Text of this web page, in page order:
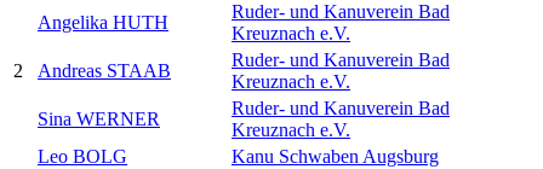
2
Angelika HUTH
Ruder- und Kanuverein Bad
Kreuznach e.V.
Andreas STAAB
Ruder- und Kanuverein Bad
Kreuznach e.V.
Sina WERNER
Ruder- und Kanuverein Bad
Kreuznach e.V.
Leo BOLG
Kanu Schwaben Augsburg